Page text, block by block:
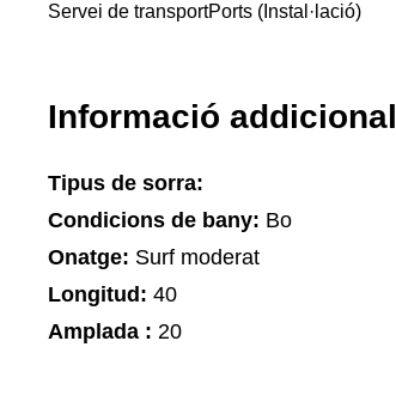
Servei de transportPorts (Instal·lació)
Informació addicional
Tipus de sorra:
Condicions de bany: Bo
Onatge: Surf moderat
Longitud: 40
Amplada : 20